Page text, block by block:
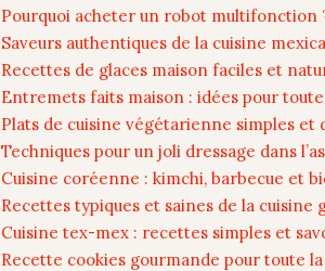
Pourquoi acheter un robot multifonction
Saveurs authentiques de la cuisine
Recettes de glaces maison faciles et
Entremets faits maison : idées pour
Plats de cuisine végétarienne simples et
Techniques pour un joli dressage dans
Cuisine coréenne : kimchi, barbecue et
Recettes typiques et saines de la cuisine
Cuisine tex-mex : recettes simples et
Recette cookies gourmande pour toute